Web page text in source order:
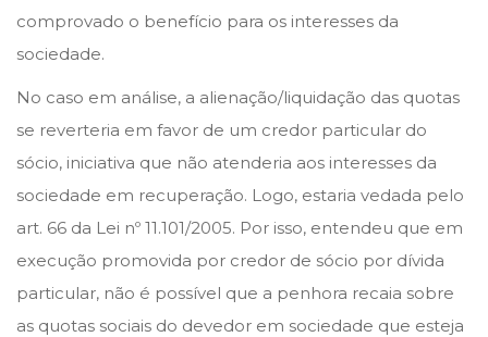
comprovado o benefício para os interesses da
sociedade.
No caso em análise, a alienação/liquidação das quotas
se reverteria em favor de um credor particular do
sócio, iniciativa que não atenderia aos interesses da
sociedade em recuperação. Logo, estaria vedada pelo
art. 66 da Lei nº 11.101/2005. Por isso, entendeu que em
execução promovida por credor de sócio por dívida
particular, não é possível que a penhora recaia sobre
as quotas sociais do devedor em sociedade que esteja